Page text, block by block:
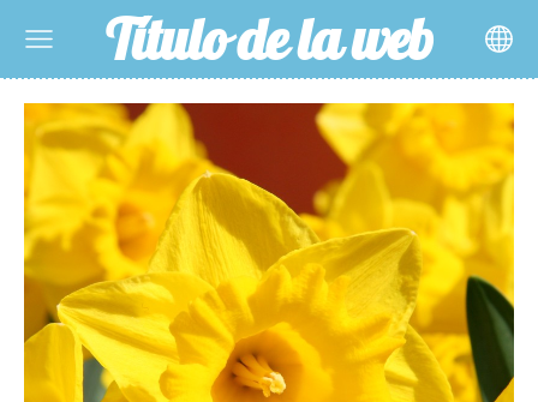
Título de la web